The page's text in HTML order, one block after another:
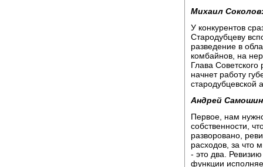
Михаил
У конкурентов
Стародубцеву
разведение в
комбайнов, на
Глава
начнет работу
стародубцевской
Андрей
Первое, нам
собственности,
разворовано,
расходов, за что
- это два.
функции